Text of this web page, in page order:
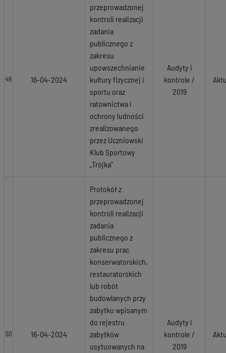
49 16-04-2024
przeprowadzonej
kontroli realizacji
zadania
publicznego z
zakresu
upowszechnianie
kultury fizycznej i
sportu oraz
ratownictwa i
ochrony ludności
zrealizowanego
przez Uczniowski
Klub Sportowy
„Trójka”
Audyty i
kontrole /
2019
50 16-04-2024
Protokół z
przeprowadzonej
kontroli realizacji
zadania
publicznego z
zakresu prac
konserwatorskich,
restauratorskich
lub robót
budowlanych przy
zabytku wpisanym
do rejestru
zabytków
usytuowanych na
Audyty i
kontrole /
2019